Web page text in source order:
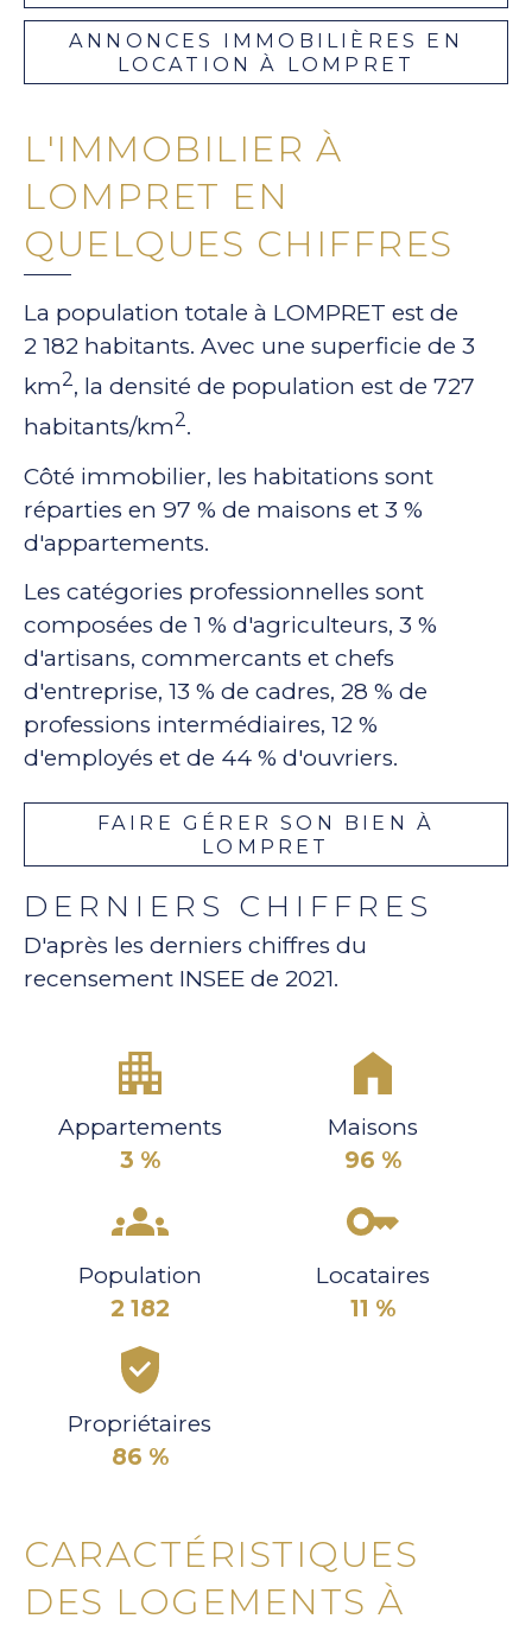
ANNONCES IMMOBILIÈRES EN
LOCATION À LOMPRET
L'IMMOBILIER À
LOMPRET EN
QUELQUES CHIFFRES
La population totale à LOMPRET est de
2 182 habitants. Avec une superficie de 3
km2, la densité de population est de 727
habitants/km2.
Côté immobilier, les habitations sont
réparties en 97 % de maisons et 3 %
d'appartements.
Les catégories professionnelles sont
composées de 1 % d'agriculteurs, 3 %
d'artisans, commercants et chefs
d'entreprise, 13 % de cadres, 28 % de
professions intermédiaires, 12 %
d'employés et de 44 % d'ouvriers.
FAIRE GÉRER SON BIEN À
LOMPRET
DERNIERS CHIFFRES
D'après les derniers chiffres du
recensement INSEE de 2021.
Appartements
3 %
Maisons
96 %
Population
2 182
Locataires
11 %
Propriétaires
86 %
CARACTÉRISTIQUES
DES LOGEMENTS À